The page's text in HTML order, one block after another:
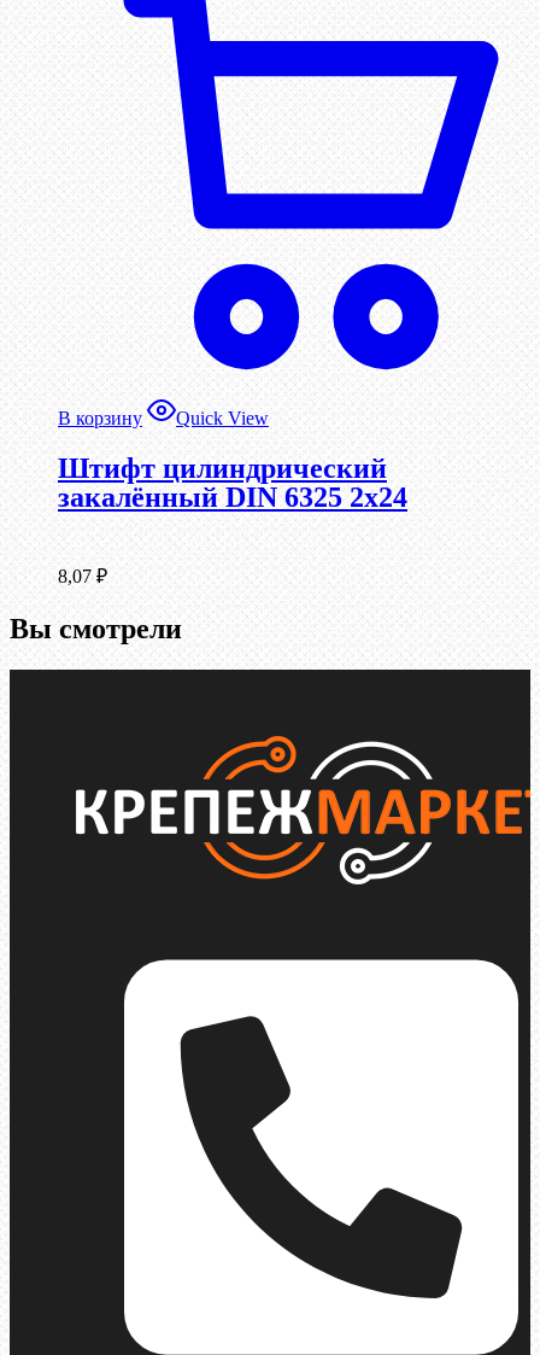
В корзину Quick View
Штифт цилиндрический
закалённый DIN 6325 2х24
8,07 ₽
Вы смотрели